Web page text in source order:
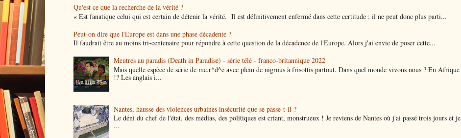
Qu'est ce que la recherche de la vérité ?
« Est fanatique celui qui est certain de détenir la vérité. Il est définitivement enfermé dans cette certitude ; il ne peut donc plus parti...
Peut-on dire que l'Europe est dans une phase décadente ?
Il faudrait être au moins tri-centenaire pour répondre à cette question de la décadence de l'Europe. Alors j'ai envie de poser cette...
Meutres au paradis (Death in Paradise) - série télé - franco-britannique 2022
Mais quelle espèce de série de me.r*d^e avec plein de nigrous à frisottis partout. Dans quel monde vivons nous ? En Afrique
!? Les anglais i...
Nantes, hausse des violences urbaines insécurité que se passe-t-il ?
Le déni du chef de l'état, des médias, des politiques est criant, monstrueux ! Je reviens de Nantes où j'ai passé trois jours et je
...